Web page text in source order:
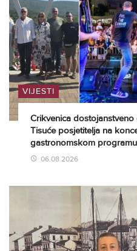
VIJESTI
Crikvenica
Tisuće posjetitelja na
gastronomskom programu
06.08.2026